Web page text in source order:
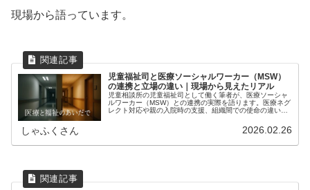
現場から語っています。
児童福祉司と医療ソーシャルワーカー（MSW）
の連携と立場の違い｜現場から見えたリアル
児童相談所の児童福祉司として働く筆者が、医療ソーシャ
ルワーカー（MSW）との連携の実際を語ります。医療ネグ
レクト対応や親の入院時の支援、組織間での使命の違い、
しゃふくさん 2026.02.26